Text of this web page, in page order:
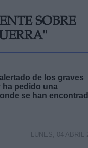
SOBRE
de los graves
pedido una
se han
LUNES, 04 ABRIL